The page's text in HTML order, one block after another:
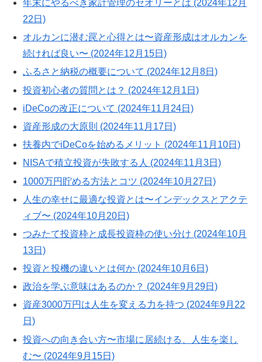
年末にやるべき家計管理のセオリーとは (2024年12月
22日)
オルカンに潜む罠と心得とは〜資産形成はオルカンを
続ければ良い〜 (2024年12月15日)
ふるさと納税の概要について (2024年12月8日)
投資初心者の質問とは？ (2024年12月1日)
iDeCoの改正について (2024年11月24日)
資産形成の大原則 (2024年11月17日)
扶養内でiDeCoを始めるメリット (2024年11月10日)
NISAで積立投資が失敗する人 (2024年11月3日)
1000万円貯める方法とコツ (2024年10月27日)
人生の幸せに最適な投資とは〜インデックスとアクテ
ィブ〜 (2024年10月20日)
つみたて投資枠と成長投資枠の使い分け (2024年10月
13日)
投資と投機の違いとは何か (2024年10月6日)
政治を学ぶ意味はあるのか？ (2024年9月29日)
資産3000万円は人生を変える力を持つ (2024年9月22
日)
投資への向き合い方〜市場に居続ける、人生を楽し
む〜 (2024年9月15日)